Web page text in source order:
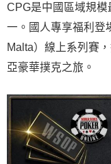
CPG是中國區域規
一。國人專享福利登
Malta）線上系列賽
亞豪華撲克之旅。